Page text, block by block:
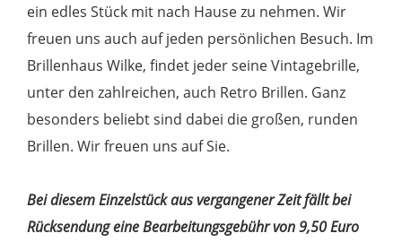
ein edles Stück mit nach Hause zu nehmen. Wir
freuen uns auch auf jeden persönlichen Besuch. Im
Brillenhaus Wilke, findet jeder seine Vintagebrille,
unter den zahlreichen, auch Retro Brillen. Ganz
besonders beliebt sind dabei die großen, runden
Brillen. Wir freuen uns auf Sie.
Bei diesem Einzelstück aus vergangener Zeit fällt bei
Rücksendung eine Bearbeitungsgebühr von 9,50 Euro